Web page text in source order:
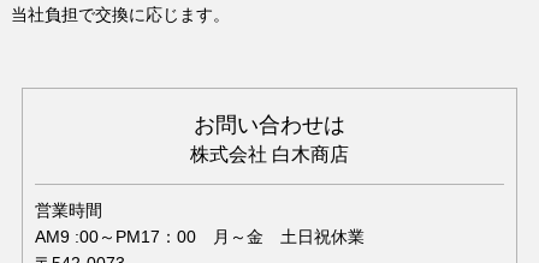
当社負担で交換に応じます。
お問い合わせは
株式会社 白木商店
営業時間
AM9 :00～PM17：00 月～金 土日祝休業